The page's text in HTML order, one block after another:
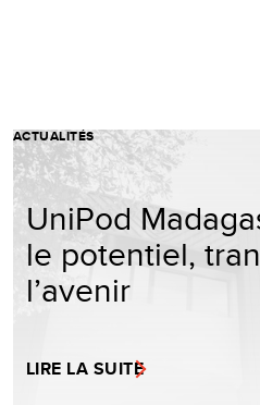
ACTUALITÉS
UniPod
le potentiel,
l’avenir
LIRE LA SUITE